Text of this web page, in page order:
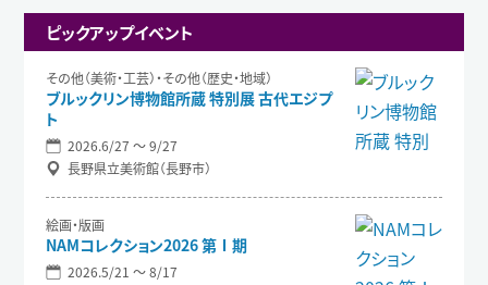
ピックアップイベント
その他（美術・工芸）・その他（歴史・地域）
ブルックリン博物館所蔵 特別展 古代エジプ
ト
2026.6/27 〜 9/27
長野県立美術館（長野市）
絵画・版画
NAMコレクション2026 第Ⅰ期
2026.5/21 〜 8/17